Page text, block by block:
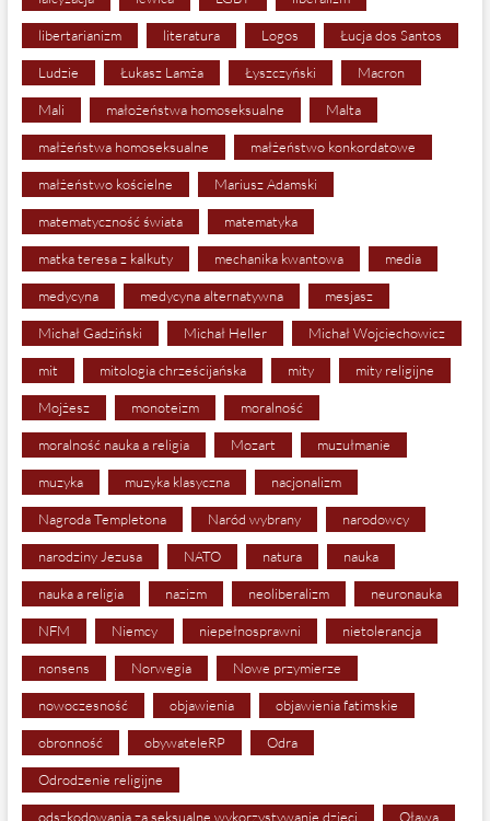
libertarianizm literatura Logos Łucja dos Santos
Ludzie Łukasz Lamża Łyszczyński Macron
Mali małożeństwa homoseksualne Malta
małżeństwa homoseksualne małżeństwo konkordatowe
małżeństwo kościelne Mariusz Adamski
matematyczność świata matematyka
matka teresa z kalkuty mechanika kwantowa media
medycyna medycyna alternatywna mesjasz
Michał Gadziński Michał Heller Michał Wojciechowicz
mit mitologia chrześcijańska mity mity religijne
Mojżesz monoteizm moralność
moralność nauka a religia Mozart muzułmanie
muzyka muzyka klasyczna nacjonalizm
Nagroda Templetona Naród wybrany narodowcy
narodziny Jezusa NATO natura nauka
nauka a religia nazizm neoliberalizm neuronauka
NFM Niemcy niepełnosprawni nietolerancja
nonsens Norwegia Nowe przymierze
nowoczesność objawienia objawienia fatimskie
obronność obywateleRP Odra
Odrodzenie religijne
odszkodowania za seksualne wykorzystywanie dzieci Oława